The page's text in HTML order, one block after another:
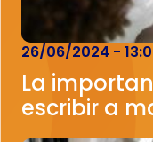
26/06/2024 -
La
escribir a